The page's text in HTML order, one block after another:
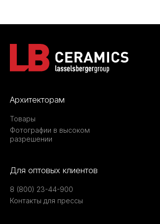
Архитекторам
Товары
Фотографии в высоком
разрешении
Для оптовых клиентов
8 (800) 23-44-900
Контакты для прессы